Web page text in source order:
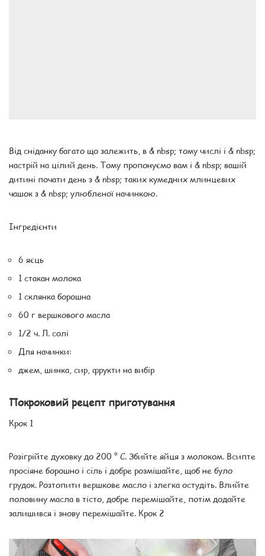
Від сніданку багато що залежить, в & nbsp; тому числі і & nbsp;
настрій на цілий день. Тому пропонуємо вам і & nbsp; вашій
дитині почати день з & nbsp; таких кумедних млинцевих
чашок з & nbsp; улюбленої начинкою.
Інгредієнти
6 яєць
1 стакан молока
1 склянка борошна
60 г вершкового масла
1/2 ч. Л. солі
Для начинки:
джем, шинка, сир, фрукти на вибір
Покроковий рецепт приготування
Крок 1
Розігрійте духовку до 200 ° С. Збийте яйця з молоком. Всипте
просіяне борошно і сіль і добре розмішайте, щоб не було
грудок. Розтопити вершкове масло і злегка остудіть. Влийте
половину масла в тісто, добре перемішайте, потім додайте
залишився і знову перемішайте. Крок 2